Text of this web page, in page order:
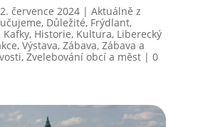
2. července 2024| Aktuálně z
, Důležité, Frýdlant,
Kafky, Historie, Kultura, Liberecký
, Výstava, Zábava, Zábava a
, Zvelebování obcí a měst| 0